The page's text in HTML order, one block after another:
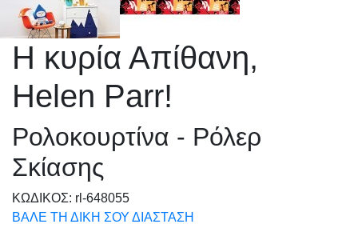
Η κυρία Απίθανη,
Helen Parr!
Ρολοκουρτίνα - Ρόλερ
Σκίασης
KΩΔΙΚΟΣ: rl-648055
ΒΑΛΕ ΤΗ ΔΙΚΗ ΣΟΥ ΔΙΑΣΤΑΣΗ